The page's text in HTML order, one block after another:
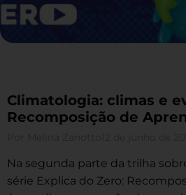
Climatologia: climas e
Recomposição de
Na segunda parte da trilha
série Explica do Zero: